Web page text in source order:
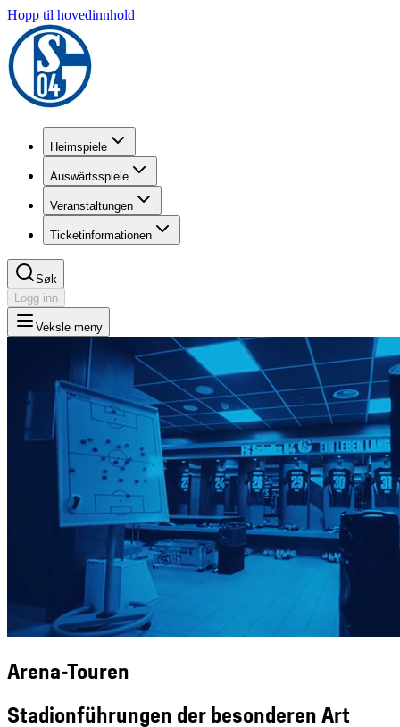
Hopp til hovedinnhold
Heimspiele
Auswärtsspiele
Veranstaltungen
Ticketinformationen
Søk
Logg inn
Veksle meny
Arena-Touren
Stadionführungen der besonderen Art